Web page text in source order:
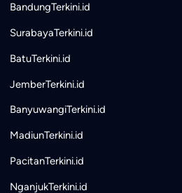
BandungTerkini.id
SurabayaTerkini.id
BatuTerkini.id
JemberTerkini.id
BanyuwangiTerkini.id
MadiunTerkini.id
PacitanTerkini.id
NganjukTerkini.id